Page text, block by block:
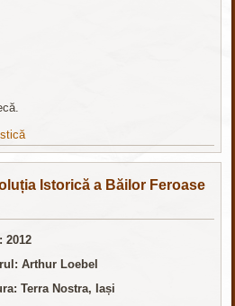
Istorică a Băilor Feroase
2012
Arthur Loebel
Terra Nostra, Iași